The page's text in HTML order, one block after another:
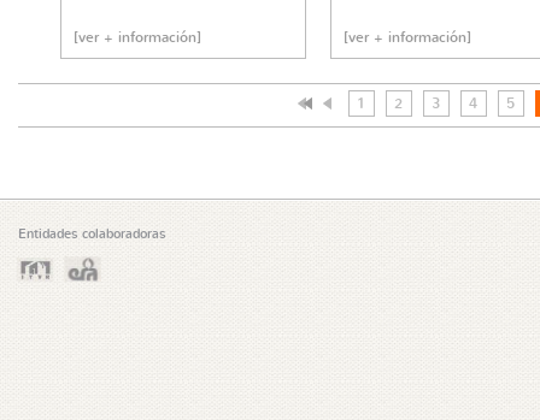
[ver + información] [ver + información]
1 2 3 4 5
Entidades colaboradoras